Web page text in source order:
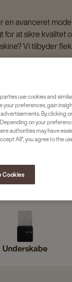
en avanceret
for at sikre kvalitet
Vi tilbyder
Underskabe
use cookies and
your preferences, gain
By clicking
on your
authorities may have
All”, you agree to the
Cookies